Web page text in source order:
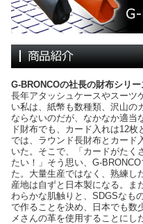
G-BRONCOの社長の財布シリ
長年アタッシュケースやスーツ
い私は、紙幣も数種類、沢山の
ならないのだが、なかなか適当
ド財布でも、カード入れは12
では、ラウンド長財布とカード
いた。そこで、「カードがたく
たい！」そう思い、G-
た。大量生産ではなく、熟練し
産地は自ずと日本製になる。ま
わらかな肌触りと、SDGSなも
で作ることを決め、日本でも数
メさんの革を使用することにし